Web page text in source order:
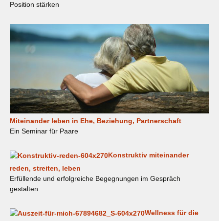
Position stärken
Miteinander leben in Ehe, Beziehung, Partnerschaft
Ein Seminar für Paare
Konstruktiv miteinander
reden, streiten, leben
Erfüllende und erfolgreiche Begegnungen im Gespräch
gestalten
Wellness für die